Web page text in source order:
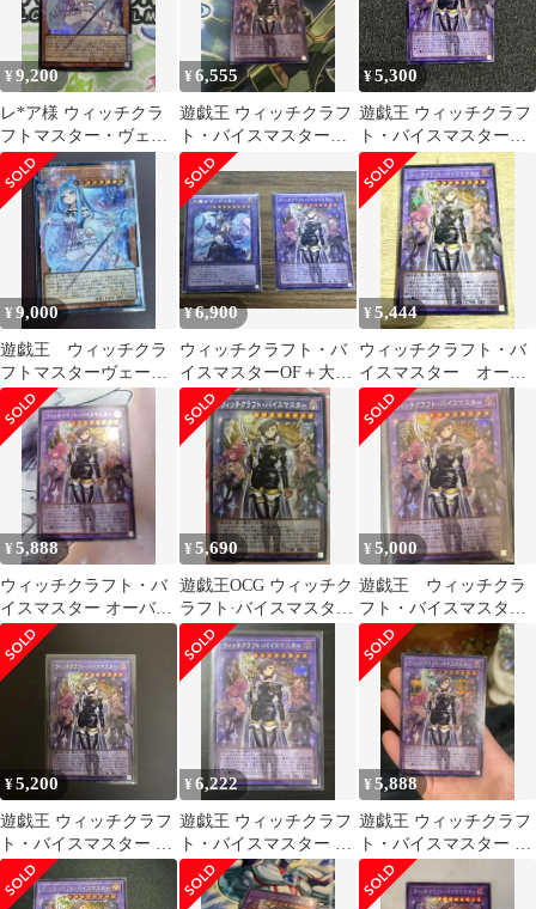
¥9,200
レ*ア様 ウィッチクラ
フトマスター・ヴェー
ル オバフレ
¥6,555
遊戯王 ウィッチクラフ
ト・バイスマスター
オーバーフレームシー
クレット
¥5,300
遊戯王 ウィッチクラフ
ト・バイスマスター
オーバーフレームシー
クレット 1枚
¥9,000
遊戯王 ウィッチクラ
フトマスターヴェー
ル オーバーフレーム
¥6,900
ウィッチクラフト・バ
イスマスターOF＋大魔
女サンドリヨンSE 2枚
セット
¥5,444
ウィッチクラフト・バ
イスマスター オーバ
ーフレーム シークレ
ット
¥5,888
ウィッチクラフト・バ
イスマスター オーバー
フレームシークレット
¥5,690
遊戯王OCG ウィッチク
ラフト·バイスマスター
OF 日本版シク
¥5,000
遊戯王 ウィッチクラ
フト・バイスマスタ
ー オーバーフレーム
シク
¥5,200
遊戯王 ウィッチクラフ
ト・バイスマスター オ
ーバーフレーム シーク
レット
¥6,222
遊戯王 ウィッチクラフ
ト・バイスマスター シ
ークレット オーバーフ
レーム
¥5,888
遊戯王 ウィッチクラフ
ト・バイスマスター オ
ーバーフレーム シー
クレット